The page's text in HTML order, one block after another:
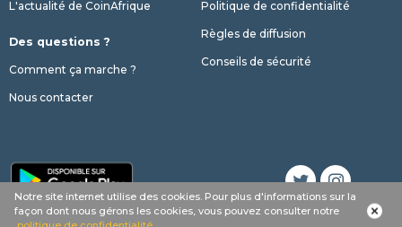
phone Appel Whatsapp SMS
Notre site internet utilise des cookies. Pour plus d'informations sur la
façon dont nous gérons les cookies, vous pouvez consulter notre
L'actualité de CoinAfrique
Des questions ?
Comment ça marche ?
Nous contacter
Politique de confidentialité
Règles de diffusion
Conseils de sécurité
© 2017 - 2026 Copyright CoinAfrique